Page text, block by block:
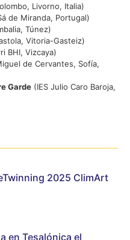
Livorno, Italia)
de Miranda, Portugal)
Túnez)
Vitoria-Gasteiz)
BHI, Vizcaya)
de Cervantes, Sofía,
Garde (IES Julio Caro Baroja,
2025 ClimArt
en Tesalónica el